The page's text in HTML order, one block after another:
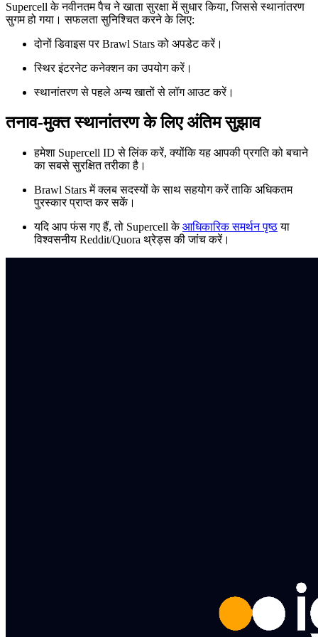
Supercell के नवीनतम पैच ने खाता सुरक्षा में सुधार किया, जिससे स्थानांतरण
सुगम हो गया। सफलता सुनिश्चित करने के लिए:
दोनों डिवाइस पर Brawl Stars को अपडेट करें।
स्थिर इंटरनेट कनेक्शन का उपयोग करें।
स्थानांतरण से पहले अन्य खातों से लॉग आउट करें।
तनाव-मुक्त स्थानांतरण के लिए अंतिम सुझाव
हमेशा Supercell ID से लिंक करें, क्योंकि यह आपकी प्रगति को बचाने
का सबसे सुरक्षित तरीका है।
Brawl Stars में क्लब सदस्यों के साथ सहयोग करें ताकि अधिकतम
पुरस्कार प्राप्त कर सकें।
यदि आप फंस गए हैं, तो Supercell केआधिकारिक समर्थन पृष्ठया
विश्वसनीय Reddit/Quora थ्रेड्स की जांच करें।